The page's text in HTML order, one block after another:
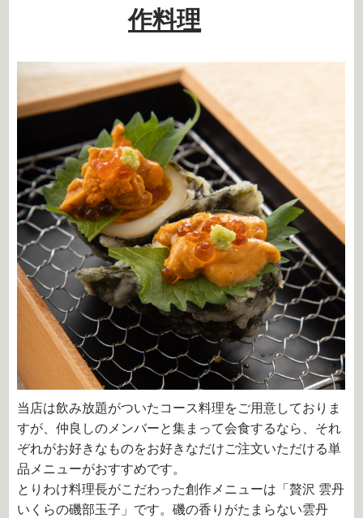
作料理
当店は飲み放題がついたコース料理をご用意しておりま
すが、仲良しのメンバーと集まって会食するなら、それ
ぞれがお好きなものをお好きなだけご注文いただける単
品メニューがおすすめです。
とりわけ料理長がこだわった創作メニューは「贅沢 雲丹
いくらの磯部玉子」です。磯の香りがたまらない雲丹